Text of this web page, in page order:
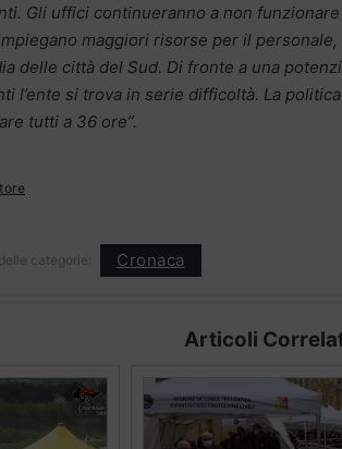
Gli uffici continueranno a non
maggiori risorse per il
delle città del Sud. Di fronte a una
l’ente si trova in serie difficoltà. La
tutti a 36 ore”.
categorie: Cronaca
Articoli